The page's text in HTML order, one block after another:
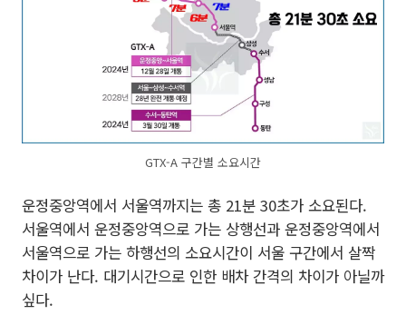
GTX-A 구간별 소요시간
운정중앙역에서 서울역까지는 총 21분 30초가 소요된다.
서울역에서 운정중앙역으로 가는 상행선과 운정중앙역에서
서울역으로 가는 하행선의 소요시간이 서울 구간에서 살짝
차이가 난다. 대기시간으로 인한 배차 간격의 차이가 아닐까
싶다.